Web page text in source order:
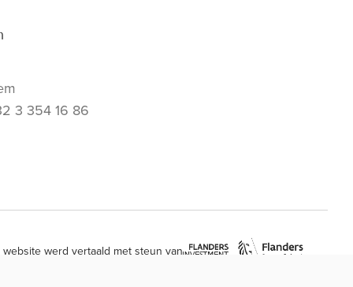
3 354 16 86
werd vertaald met steun van